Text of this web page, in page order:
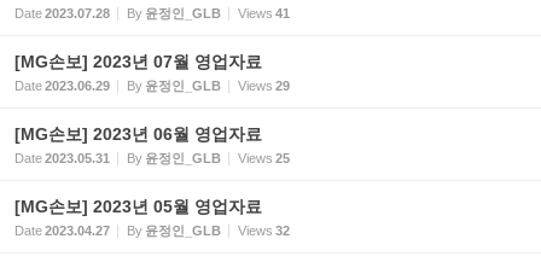
Date2023.07.28 By 윤정인_GLB Views 41
[MG손보] 2023년 07월 영업자료
Date2023.06.29 By 윤정인_GLB Views 29
[MG손보] 2023년 06월 영업자료
Date2023.05.31 By 윤정인_GLB Views 25
[MG손보] 2023년 05월 영업자료
Date2023.04.27 By 윤정인_GLB Views 32